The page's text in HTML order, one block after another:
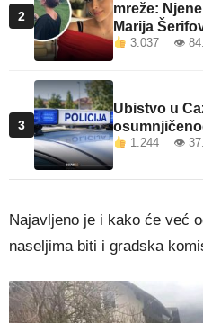
2
mreže:
Marija
3.037 👁
3
Ubistvo u
1.244 👁
Najavljeno je i kako će već
naseljima biti i gradska